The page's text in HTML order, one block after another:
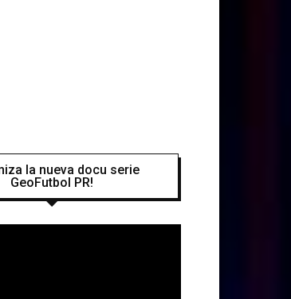
la nueva docu serie
GeoFutbol PR!